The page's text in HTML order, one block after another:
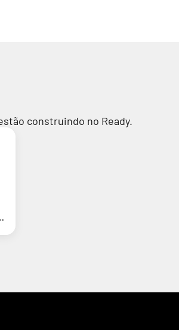
construindo no Ready.